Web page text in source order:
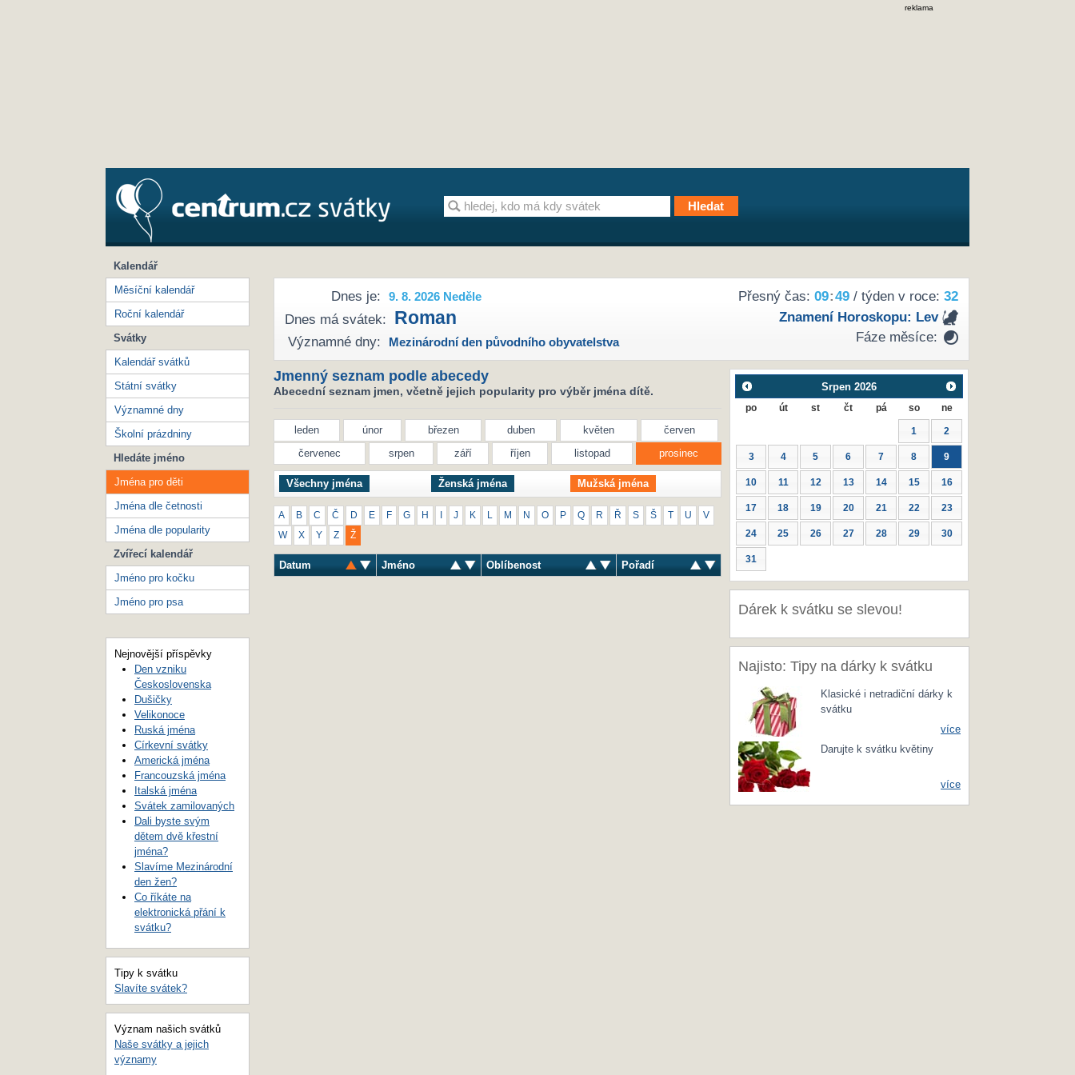
reklama
Přesný čas: 09:49/ týden v roce: 32
Znamení Horoskopu: Lev
Fáze měsíce:
Dnes je: 9. 8. 2026 Neděle
Dnes má svátek: Roman
Významné dny: Mezinárodní den původního obyvatelstva
Jmenný seznam podle abecedy
Abecední seznam jmen, včetně jejich popularity pro výběr jména dítě.
leden únor březen duben květen
červen
červenec
srpen září říjen listopad prosinec
Všechny jména Ženská jména Mužská jména
A B C Č D E F G H J K M N O P Q R Ř S Š T U V
W X Y Z Ž
Datum Jméno Oblíbenost Pořadí
Srpen 2026
po út st čt pá so ne
1 2
3 4 5 6 7 8 9
10 11 12 13 14 15 16
17 18 19 20 21 22 23
24 25 26 27 28 29 30
31
Dárek k svátku se slevou!
Najisto: Tipy na dárky k svátku
Klasické i netradiční dárky k
svátku
více
Darujte k svátku květiny
více
Kalendář
Měsíční kalendář
Roční kalendář
Svátky
Kalendář svátků
Státní svátky
Významné dny
Školní prázdniny
Hledáte jméno
Jména pro děti
Jména dle četnosti
Jména dle popularity
Zvířecí kalendář
Jméno pro kočku
Jméno pro psa
Nejnovější příspěvky
Den vzniku
Československa
Dušičky
Velikonoce
Ruská jména
Církevní svátky
Americká jména
Francouzská jména
Italská jména
Svátek zamilovaných
Dali byste svým
dětem dvě křestní
jména?
Slavíme Mezinárodní
den žen?
Co říkáte na
elektronická přání k
svátku?
Tipy k svátku
Slavíte svátek?
Význam našich svátků
Naše svátky a jejich
významy